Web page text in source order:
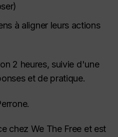
à aligner leurs actions
2 heures, suivie d'une
et de pratique.
chez We The Free et est